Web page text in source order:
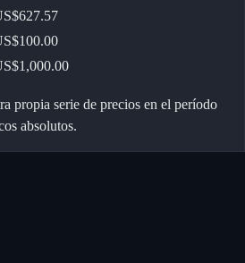
propia serie de precios en el período
absolutos.